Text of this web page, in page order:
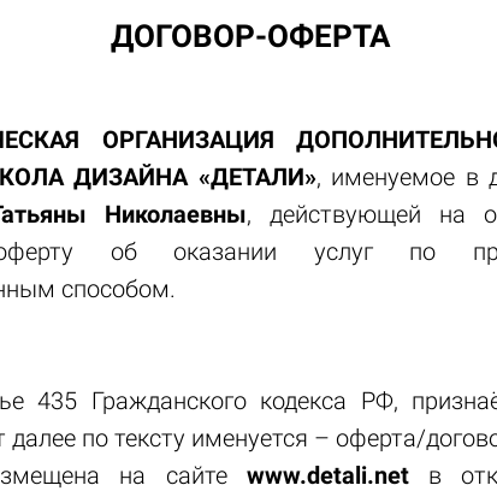
ДОГОВОР-ОФЕРТА
ОРГАНИЗАЦИЯ
ДИЗАЙНА «ДЕТАЛИ», именуемое в
Николаевны, действующей на
об оказании услуг по
способом.
435 Гражданского кодекса РФ,
по тексту именуется – оферта/
на сайте www.detali.netв